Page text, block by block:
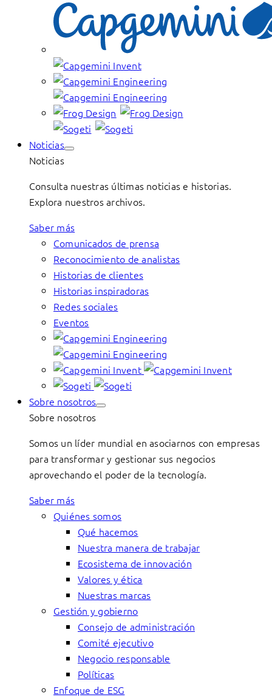
Noticias
Noticias
Consulta nuestras últimas noticias e historias.
Explora nuestros archivos.
Saber más
Comunicados de prensa
Reconocimiento de analistas
Historias de clientes
Historias inspiradoras
Redes sociales
Eventos
Sobre nosotros
Sobre nosotros
Somos un líder mundial en asociarnos con empresas
para transformar y gestionar sus negocios
aprovechando el poder de la tecnología.
Saber más
Quiénes somos
Qué hacemos
Nuestra manera de trabajar
Ecosistema de innovación
Valores y ética
Nuestras marcas
Gestión y gobierno
Consejo de administración
Comité ejecutivo
Negocio responsable
Políticas
Enfoque de ESG